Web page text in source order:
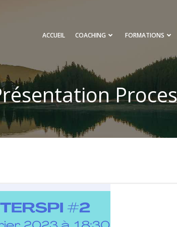
ACCUEIL COACHING FORMATIONS